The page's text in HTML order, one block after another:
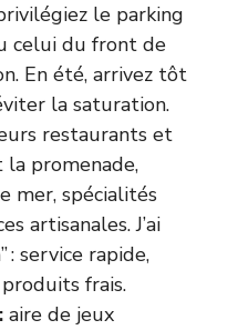
le parking
celui du front de
En été, arrivez tôt
la saturation.
restaurants et
la promenade,
mer, spécialités
artisanales. J’ai
: service rapide,
frais.
aire de jeux